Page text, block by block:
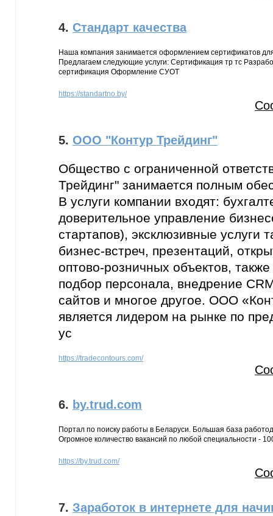
4. Стандарт качества
Наша компания занимается оформлением сертификатов
Предлагаем следующие услуги: Сертификация тр тс
сертификация Оформление СУОТ
https://standartno.by/
5. ООО "Контур Трейдинг"
Общество с ограниченной
Трейдинг" занимается полным
В услуги компании входят:
доверительное управление
стартапов), эксклюзивные услуги
бизнес-встреч, презентаций,
оптово-розничных объектов, также
подбор персонала, внедрение
сайтов и многое другое. ООО
является лидером на рынке по
ус
https://tradecontours.com/
6. by.trud.com
Портал по поиску работы в Беларуси. Большая база
Огромное количество вакансий по любой специальности -
https://by.trud.com/
7. Заработок в интернете для